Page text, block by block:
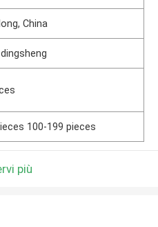
China
100-199 pieces
più